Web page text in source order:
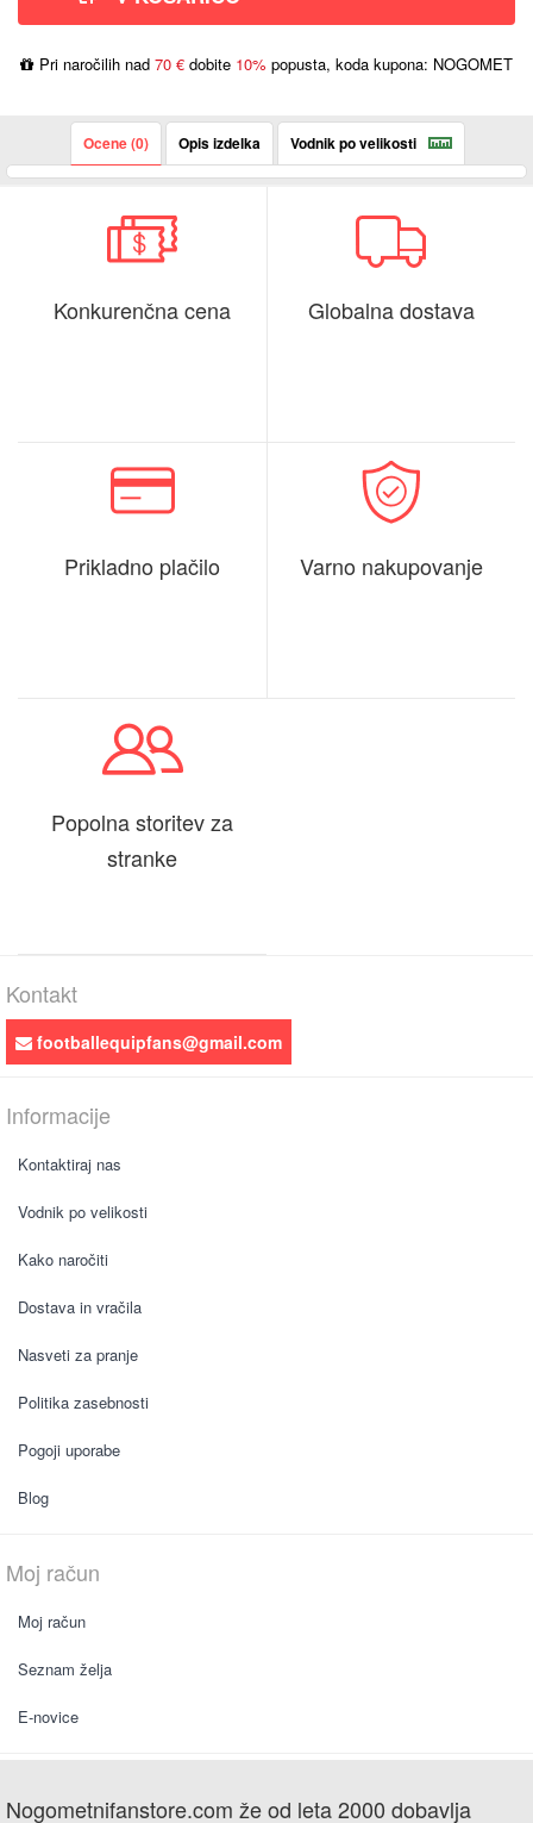
Pri naročilih nad 70 € dobite 10% popusta, koda kupona: NOGOMET
Ocene (0) Opis izdelka Vodnik po velikosti
Konkurenčna cena Globalna dostava
Prikladno plačilo Varno nakupovanje
Popolna storitev za
stranke
Kontakt
footballequipfans@gmail.com
Informacije
Kontaktiraj nas
Vodnik po velikosti
Kako naročiti
Dostava in vračila
Nasveti za pranje
Politika zasebnosti
Pogoji uporabe
Blog
Moj račun
Moj račun
Seznam želja
E-novice
Nogometnifanstore.com že od leta 2000 dobavlja